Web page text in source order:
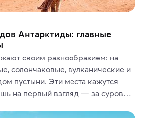
Антарктиды: главные
своим разнообразием: на
солончаковые, вулканические и
пустыни. Эти места кажутся
на первый взгляд — за суровой